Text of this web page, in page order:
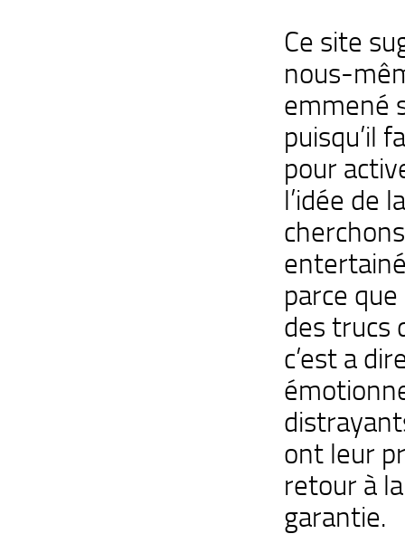
Ce site
nous-
emmené
puisqu’il
pour
l’idée de
parce
des trucs
c’est a
ont leur
retour à
garantie.